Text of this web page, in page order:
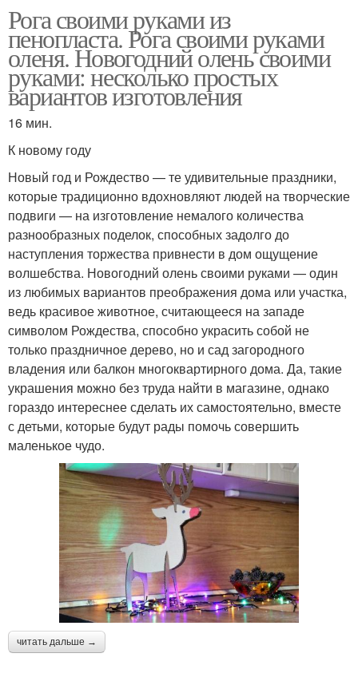
Рога своими руками из
пенопласта. Рога своими руками
оленя. Новогодний олень своими
руками: несколько простых
вариантов изготовления
16 мин.
К новому году
Новый год и Рождество — те удивительные праздники,
которые традиционно вдохновляют людей на творческие
подвиги — на изготовление немалого количества
разнообразных поделок, способных задолго до
наступления торжества привнести в дом ощущение
волшебства. Новогодний олень своими руками — один
из любимых вариантов преображения дома или участка,
ведь красивое животное, считающееся на западе
символом Рождества, способно украсить собой не
только праздничное дерево, но и сад загородного
владения или балкон многоквартирного дома. Да, такие
украшения можно без труда найти в магазине, однако
гораздо интереснее сделать их самостоятельно, вместе
с детьми, которые будут рады помочь совершить
маленькое чудо.
читать дальше →